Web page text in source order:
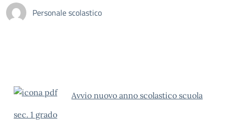
Personale scolastico
Avvio nuovo anno scolastico scuola
sec. 1 grado